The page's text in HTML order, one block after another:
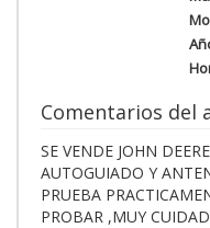
Comentarios del
SE VENDE JOHN
AUTOGUIADO Y
PRUEBA
PROBAR ,MUY